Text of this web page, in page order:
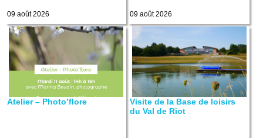
09 août 2026 09 août 2026
Atelier – Photo’flore
Visite de la Base de loisirs
du Val de Riot